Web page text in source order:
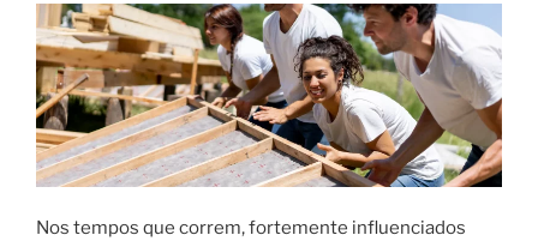
Nos tempos que correm, fortemente influenciados